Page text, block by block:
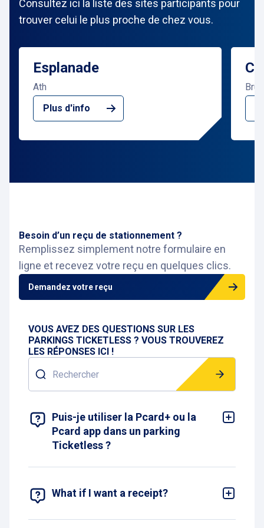
Consultez ici la liste des sites participants pour
trouver celui le plus proche de chez vous.
Esplanade
Ath
Plus d'info
Besoin d’un reçu de stationnement ?
Remplissez simplement notre formulaire en
ligne et recevez votre reçu en quelques clics.
Demandez votre reçu
VOUS AVEZ DES QUESTIONS SUR LES
PARKINGS TICKETLESS ? VOUS TROUVEREZ
LES RÉPONSES ICI !
Rechercher
AFFICHER 5 RÉSULTAT(S)
Puis-je utiliser la Pcard+ ou la
Pcard app dans un parking
Ticketless ?
fonctionnent parfaitement avec un parking
ticket, elles offrent des avantages
What if I want a receipt?
out our quick form with your license plate number